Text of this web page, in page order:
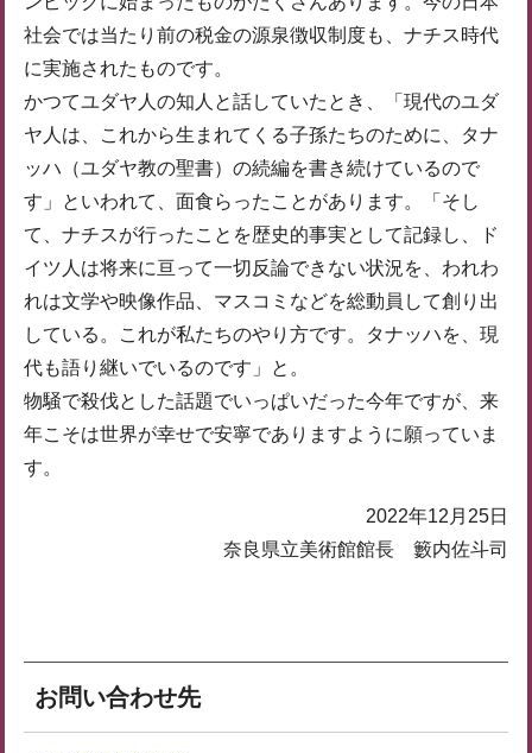
社会では当たり前の税金の源泉徴収制度も、ナチス時代
に実施されたものです。
かつてユダヤ人の知人と話していたとき、「現代のユダ
ヤ人は、これから生まれてくる子孫たちのために、タナ
ッハ（ユダヤ教の聖書）の続編を書き続けているので
す」といわれて、面食らったことがあります。「そし
て、ナチスが行ったことを歴史的事実として記録し、ド
イツ人は将来に亘って一切反論できない状況を、われわ
れは文学や映像作品、マスコミなどを総動員して創り出
している。これが私たちのやり方です。タナッハを、現
代も語り継いでいるのです」と。
物騒で殺伐とした話題でいっぱいだった今年ですが、来
年こそは世界が幸せで安寧でありますように願っていま
す。
2022年12月25日
奈良県立美術館館長 籔内佐斗司
お問い合わせ先